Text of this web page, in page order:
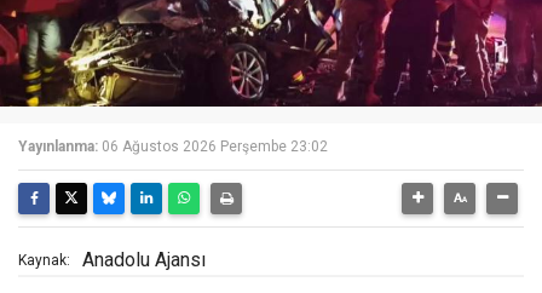
Yayınlanma: 06 Ağustos 2026 Perşembe 23:02
Kaynak: Anadolu Ajansı